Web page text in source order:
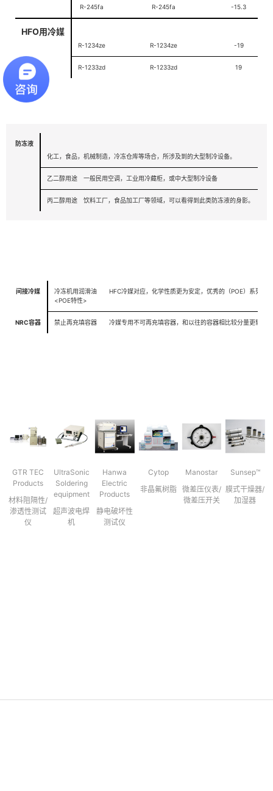
R-245fa R-245fa -15.3
HFO用冷媒
R-1234ze R-1234ze -19
R-1233zd R-1233zd 19
防冻液
化工，食品，机械制造，冷冻仓库等场合，所涉及到的大型制冷设备。
乙二醇用途 一般民用空调，工业用冷藏柜，或中大型制冷设备
丙二醇用途 饮料工厂，食品加工厂等领域，可以看得到此类防冻液的身影。
间接冷媒
冷冻机用润滑油
<POE特性>
HFC冷媒对应，化学性质更为安定，优秀的（POE）系列冷
NRC容器 禁止再充填容器 冷媒专用不可再充填容器，和以往的容器相比较分量更轻，
GTR TEC
Products
材料阻隔性/
渗透性测试
仪
UltraSonic
Soldering
equipment
超声波电焊
机
Hanwa
Electric
Products
静电破坏性
测试仪
Cytop
非晶氟树脂
Manostar
微差压仪表/
微差压开关
Sunsep™
膜式干燥器/
加湿器